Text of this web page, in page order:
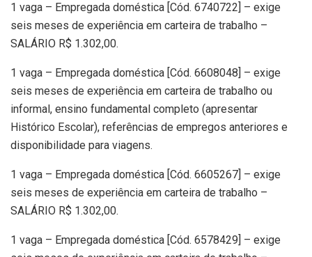
1 vaga – Empregada doméstica [Cód. 6740722] – exige
seis meses de experiência em carteira de trabalho –
SALÁRIO R$ 1.302,00.
1 vaga – Empregada doméstica [Cód. 6608048] – exige
seis meses de experiência em carteira de trabalho ou
informal, ensino fundamental completo (apresentar
Histórico Escolar), referências de empregos anteriores e
disponibilidade para viagens.
1 vaga – Empregada doméstica [Cód. 6605267] – exige
seis meses de experiência em carteira de trabalho –
SALÁRIO R$ 1.302,00.
1 vaga – Empregada doméstica [Cód. 6578429] – exige